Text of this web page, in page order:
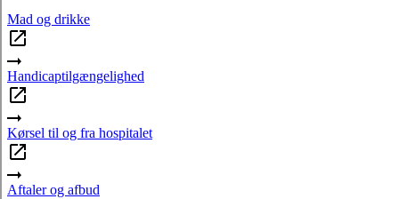
Mad og drikke
Handicaptilgængelighed
Kørsel til og fra hospitalet
Aftaler og afbud